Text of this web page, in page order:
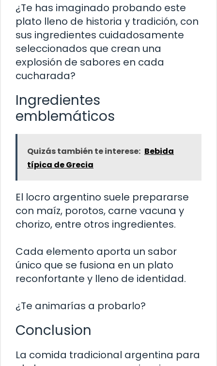
¿Te has imaginado probando este
plato lleno de historia y tradición, con
sus ingredientes cuidadosamente
seleccionados que crean una
explosión de sabores en cada
cucharada?
Ingredientes
emblemáticos
Quizás también te interese: Bebida
típica de Grecia
El locro argentino suele prepararse
con maíz, porotos, carne vacuna y
chorizo, entre otros ingredientes.
Cada elemento aporta un sabor
único que se fusiona en un plato
reconfortante y lleno de identidad.
¿Te animarías a probarlo?
Conclusion
La comida tradicional argentina para